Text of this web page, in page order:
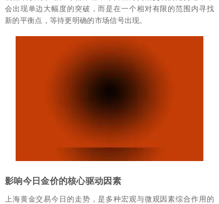
会出现单边大幅度的突破，而是在一个相对有限的范围内寻找
新的平衡点，等待更明确的市场信号出现。
影响今日金价的核心驱动因素
上海黄金交易今日的走势，是多种宏观与微观因素综合作用的